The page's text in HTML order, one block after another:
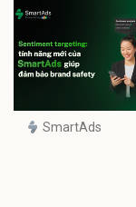
SmartAds